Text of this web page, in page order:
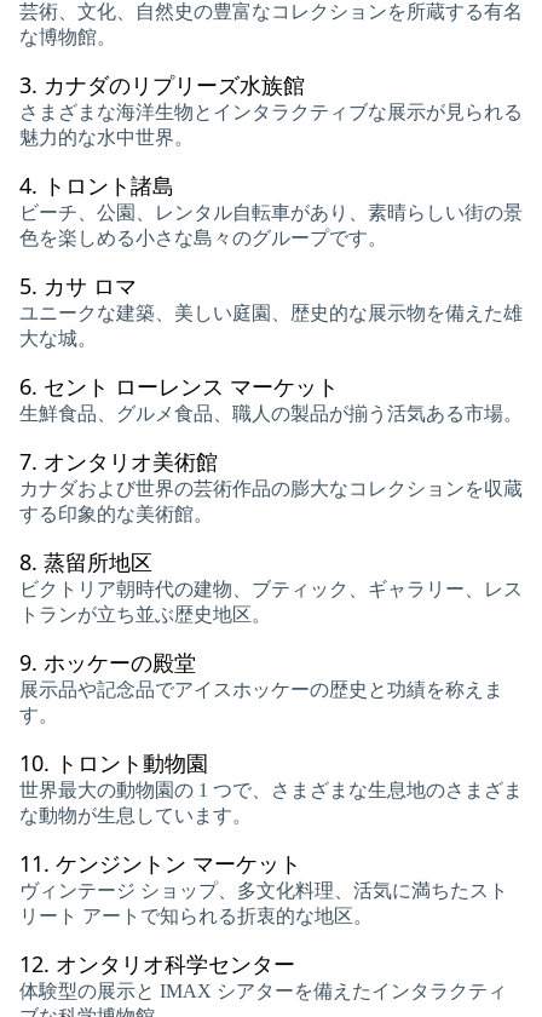
芸術、文化、自然史の豊富なコレクションを所蔵する有名
な博物館。
3. カナダのリプリーズ水族館
さまざまな海洋生物とインタラクティブな展示が見られる
魅力的な水中世界。
4. トロント諸島
ビーチ、公園、レンタル自転車があり、素晴らしい街の景
色を楽しめる小さな島々のグループです。
5. カサ ロマ
ユニークな建築、美しい庭園、歴史的な展示物を備えた雄
大な城。
6. セント ローレンス マーケット
生鮮食品、グルメ食品、職人の製品が揃う活気ある市場。
7. オンタリオ美術館
カナダおよび世界の芸術作品の膨大なコレクションを収蔵
する印象的な美術館。
8. 蒸留所地区
ビクトリア朝時代の建物、ブティック、ギャラリー、レス
トランが立ち並ぶ歴史地区。
9. ホッケーの殿堂
展示品や記念品でアイスホッケーの歴史と功績を称えま
す。
10. トロント動物園
世界最大の動物園の 1 つで、さまざまな生息地のさまざま
な動物が生息しています。
11. ケンジントン マーケット
ヴィンテージ ショップ、多文化料理、活気に満ちたスト
リート アートで知られる折衷的な地区。
12. オンタリオ科学センター
体験型の展示と IMAX シアターを備えたインタラクティ